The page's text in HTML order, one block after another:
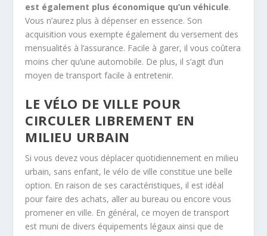
est également plus économique qu’un véhicule.
Vous n’aurez plus à dépenser en essence. Son
acquisition vous exempte également du versement des
mensualités à l’assurance. Facile à garer, il vous coûtera
moins cher qu’une automobile. De plus, il s’agit d’un
moyen de transport facile à entretenir.
LE VÉLO DE VILLE POUR
CIRCULER LIBREMENT EN
MILIEU URBAIN
Si vous devez vous déplacer quotidiennement en milieu
urbain, sans enfant, le vélo de ville constitue une belle
option. En raison de ses caractéristiques, il est idéal
pour faire des achats, aller au bureau ou encore vous
promener en ville. En général, ce moyen de transport
est muni de divers équipements légaux ainsi que de